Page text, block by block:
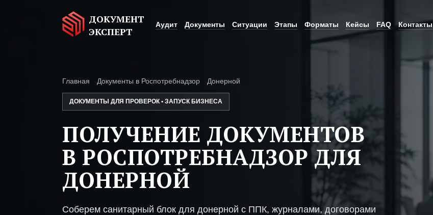
ДОКУМЕНТ
ЭКСПЕРТ
Аудит Документы Ситуации Этапы Форматы Кейсы FAQ Контакты
Главная Документы в Роспотребнадзор Донерной
ДОКУМЕНТЫ ДЛЯ ПРОВЕРОК • ЗАПУСК БИЗНЕСА
ПОЛУЧЕНИЕ ДОКУМЕНТОВ
В РОСПОТРЕБНАДЗОР ДЛЯ
ДОНЕРНОЙ
Соберем санитарный блок для донерной с ППК, журналами, договорами